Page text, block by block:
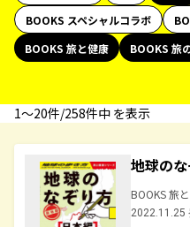
BOOKS スペシャルコラボ
BOOKS 旅と健康
BOOKS 旅
1〜20件/258件中 を表示
地球の
BOOKS 旅
2022.11.25